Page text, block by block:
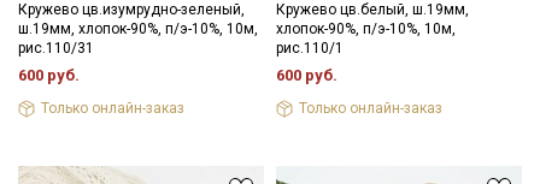
Кружево цв.изумрудно-зеленый,
ш.19мм, хлопок-90%, п/э-10%, 10м,
рис.110/31
600 руб.
Только онлайн-заказ
Кружево цв.белый, ш.19мм,
хлопок-90%, п/э-10%, 10м,
рис.110/1
600 руб.
Только онлайн-заказ